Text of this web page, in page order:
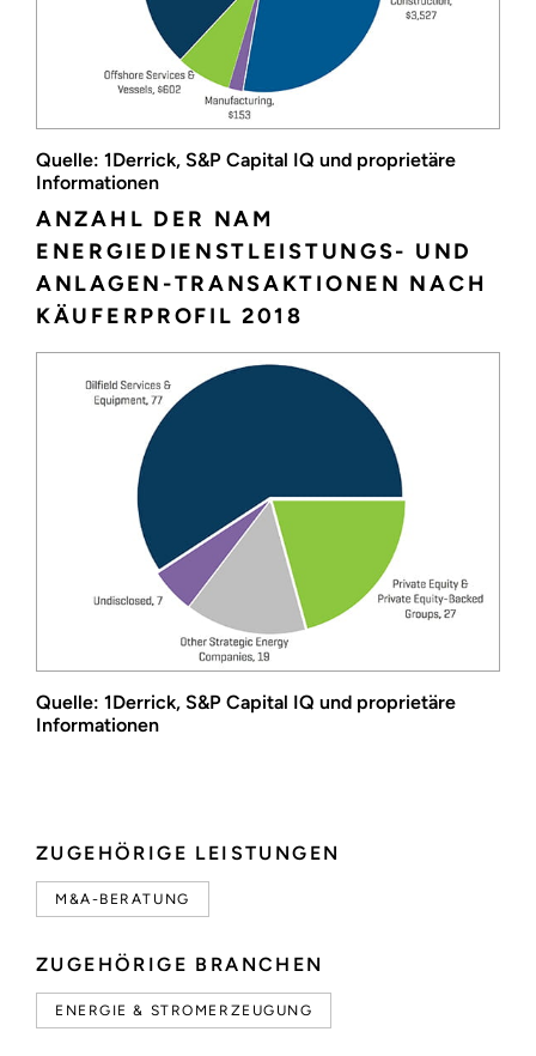
ZUGEHÖRIGE LEISTUNGEN
M&A-BERATUNG
ZUGEHÖRIGE BRANCHEN
ENERGIE & STROMERZEUGUNG
Quelle: 1Derrick, S&P Capital IQ und proprietäre
Informationen
ANZAHL DER NAM
ENERGIEDIENSTLEISTUNGS- UND
ANLAGEN-TRANSAKTIONEN NACH
KÄUFERPROFIL 2018
Quelle: 1Derrick, S&P Capital IQ und proprietäre
Informationen